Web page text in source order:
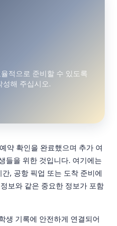
적으로 준비할 수 있도록
성해 주십시오.
약 확인을 완료했으며 추가 여
들을 위한 것입니다. 여기에는
, 공항 픽업 또는 도착 준비에
보와 같은 중요한 정보가 포함
생 기록에 안전하게 연결되어